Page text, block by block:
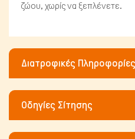
ζώου, χωρίς να ξεπλένετε.
Διατροφικές Πληροφορίες
Οδηγίες Σίτησης